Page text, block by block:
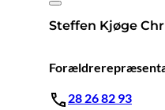
Steffen Kjøge
28 26 82 93